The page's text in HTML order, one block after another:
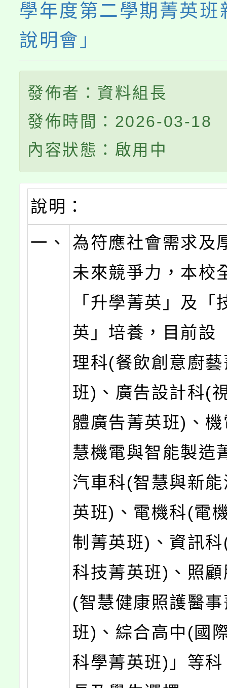
學年度第二學期菁英班
說明會」
發佈者：資料組長
發佈時間：2026-03-18
內容狀態：啟用中
說明：
一、
為符應社會需求及
未來競爭力，本校
「升學菁英」及「
英」培養，目前設
理科(餐飲創意廚
班)、廣告設計科(
體廣告菁英班)、
慧機電與智能製造
汽車科(智慧與新
英班)、電機科(電
制菁英班)、資訊
科技菁英班)、照
(智慧健康照護醫
班)、綜合高中(國
科學菁英班)」等